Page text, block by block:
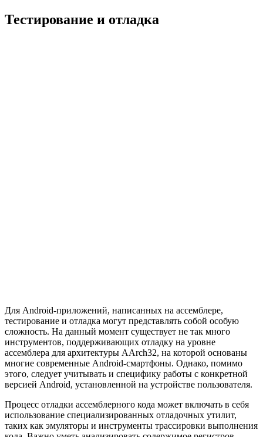
Тестирование и отладка
Для Android-приложений, написанных на ассемблере,
тестирование и отладка могут представлять собой особую
сложность. На данный момент существует не так много
инструментов, поддерживающих отладку на уровне
ассемблера для архитектуры AArch32, на которой основаны
многие современные Android-смартфоны. Однако, помимо
этого, следует учитывать и специфику работы с конкретной
версией Android, установленной на устройстве пользователя.
Процесс отладки ассемблерного кода может включать в себя
использование специализированных отладочных утилит,
таких как эмуляторы и инструменты трассировки выполнения